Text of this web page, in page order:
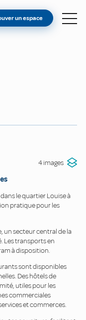
un espace
4 images
le quartier Louise à
pratique pour les
un secteur central de la
Les transports en
à disposition.
sont disponibles
Des hôtels de
utiles pour les
commerciales
et commerces.